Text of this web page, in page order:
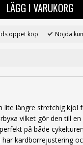
LÄGG I VARUKORG
öppet köp Nöjda
lite längre stretchig kjol
vilket gör den till
på både
kardborrejustering